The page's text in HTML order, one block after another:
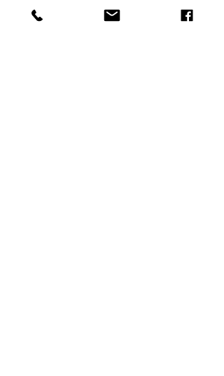
Fort lapin